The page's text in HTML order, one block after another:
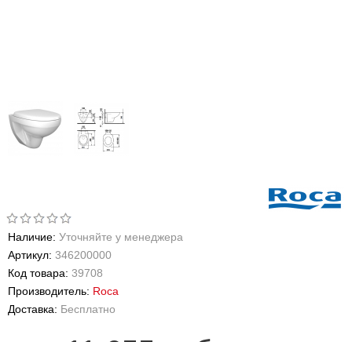
Наличие: Уточняйте у менеджера
Артикул: 346200000
Код товара: 39708
Производитель: Roca
Доставка: Бесплатно